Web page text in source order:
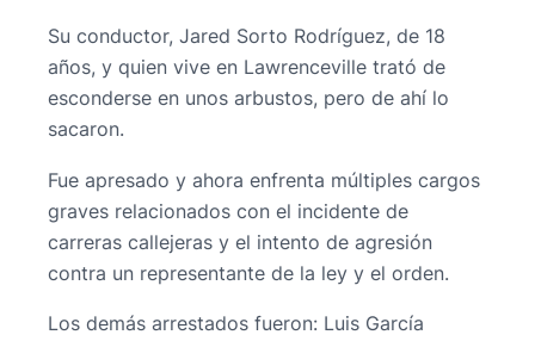
Su conductor, Jared Sorto Rodríguez, de 18
años, y quien vive en Lawrenceville trató de
esconderse en unos arbustos, pero de ahí lo
sacaron.
Fue apresado y ahora enfrenta múltiples cargos
graves relacionados con el incidente de
carreras callejeras y el intento de agresión
contra un representante de la ley y el orden.
Los demás arrestados fueron: Luis García